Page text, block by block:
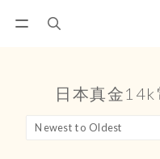
日本真金14k